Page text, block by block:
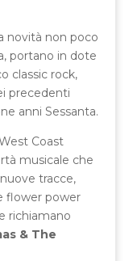
novità non poco
portano in dote
classic rock,
precedenti
anni Sessanta.
Coast
musicale che
tracce,
flower power
richiamano
& The